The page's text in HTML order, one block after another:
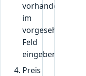
vorhanden,
im
vorgesehenen
Feld
eingeben.
Preis